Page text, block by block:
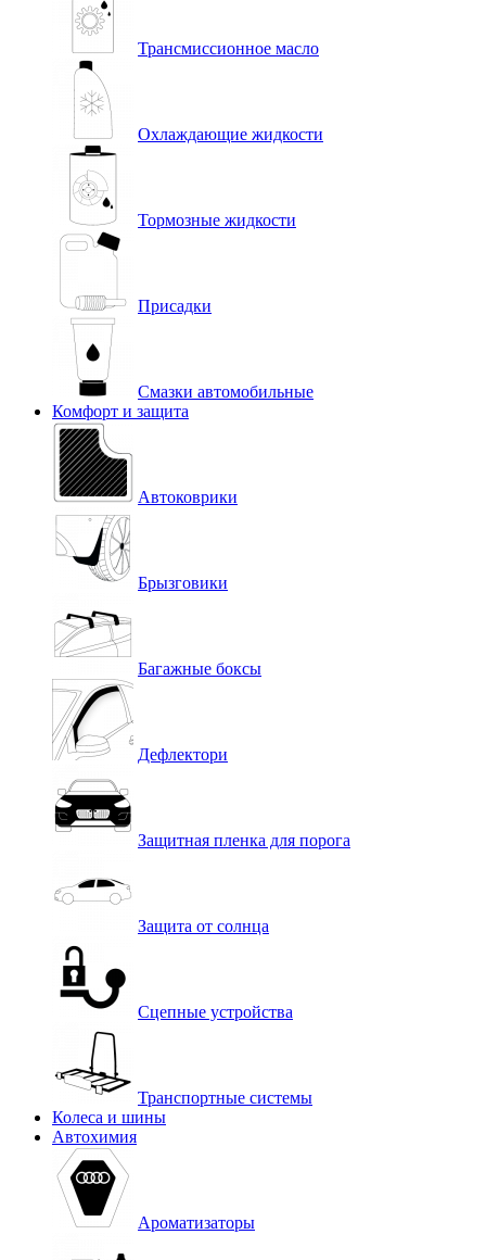
Трансмиссионное масло
Охлаждающие жидкости
Тормозные жидкости
Присадки
Смазки автомобильные
Комфорт и защита
Автоковрики
Брызговики
Багажные боксы
Дефлектори
Защитная пленка для порога
Защита от солнца
Сцепные устройства
Транспортные системы
Колеса и шины
Автохимия
Ароматизаторы